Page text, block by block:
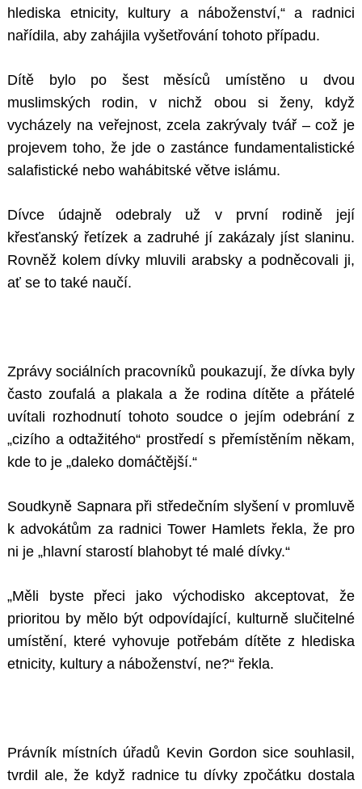
hlediska etnicity, kultury a náboženství,“ a radnici
nařídila, aby zahájila vyšetřování tohoto případu.
Dítě bylo po šest měsíců umístěno u dvou
muslimských rodin, v nichž obou si ženy, když
vycházely na veřejnost, zcela zakrývaly tvář – což je
projevem toho, že jde o zastánce fundamentalistické
salafistické nebo wahábitské větve islámu.
Dívce údajně odebraly už v první rodině její
křesťanský řetízek a zadruhé jí zakázaly jíst slaninu.
Rovněž kolem dívky mluvili arabsky a podněcovali ji,
ať se to také naučí.
Zprávy sociálních pracovníků poukazují, že dívka byly
často zoufalá a plakala a že rodina dítěte a přátelé
uvítali rozhodnutí tohoto soudce o jejím odebrání z
„cizího a odtažitého“ prostředí s přemístěním někam,
kde to je „daleko domáčtější.“
Soudkyně Sapnara při středečním slyšení v promluvě
k advokátům za radnici Tower Hamlets řekla, že pro
ni je „hlavní starostí blahobyt té malé dívky.“
„Měli byste přeci jako východisko akceptovat, že
prioritou by mělo být odpovídající, kulturně slučitelné
umístění, které vyhovuje potřebám dítěte z hlediska
etnicity, kultury a náboženství, ne?“ řekla.
Právník místních úřadů Kevin Gordon sice souhlasil,
tvrdil ale, že když radnice tu dívky zpočátku dostala